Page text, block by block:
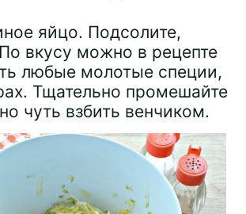
яйцо. Подсолите,
вкусу можно в рецепте
любые молотые специи,
Тщательно промешайте
чуть взбить венчиком.